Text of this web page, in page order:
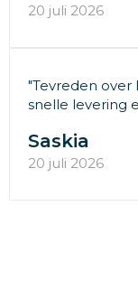
20 juli 2026
"Tevreden
snelle levering
Saskia
20 juli 2026